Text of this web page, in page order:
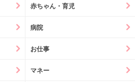
赤ちゃん・育児
病院
お仕事
マネー